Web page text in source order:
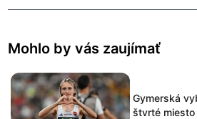
Mohlo by vás zaujímať
Gymerská
štvrté miesto